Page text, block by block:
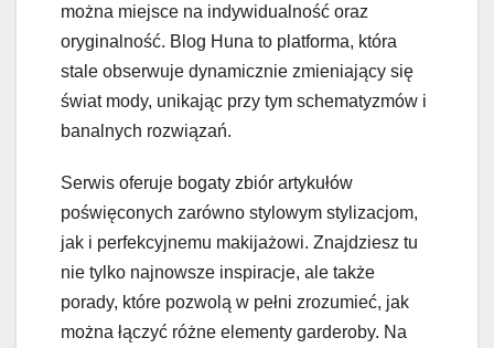
można miejsce na indywidualność oraz
oryginalność. Blog Huna to platforma, która
stale obserwuje dynamicznie zmieniający się
świat mody, unikając przy tym schematyzmów i
banalnych rozwiązań.
Serwis oferuje bogaty zbiór artykułów
poświęconych zarówno stylowym stylizacjom,
jak i perfekcyjnemu makijażowi. Znajdziesz tu
nie tylko najnowsze inspiracje, ale także
porady, które pozwolą w pełni zrozumieć, jak
można łączyć różne elementy garderoby. Na